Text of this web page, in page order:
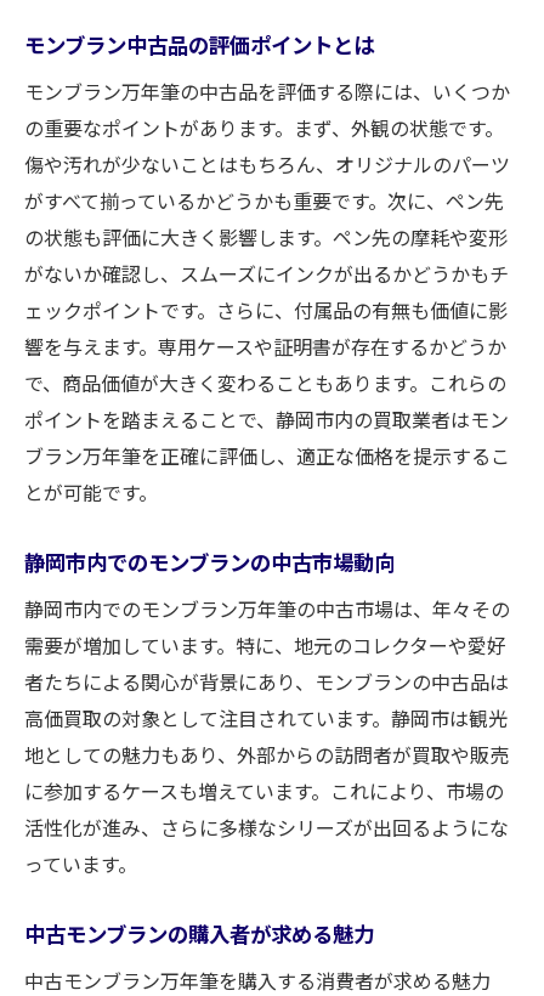
モンブラン中古品の評価ポイントとは
モンブラン万年筆の中古品を評価する際には、いくつか
の重要なポイントがあります。まず、外観の状態です。
傷や汚れが少ないことはもちろん、オリジナルのパーツ
がすべて揃っているかどうかも重要です。次に、ペン先
の状態も評価に大きく影響します。ペン先の摩耗や変形
がないか確認し、スムーズにインクが出るかどうかもチ
ェックポイントです。さらに、付属品の有無も価値に影
響を与えます。専用ケースや証明書が存在するかどうか
で、商品価値が大きく変わることもあります。これらの
ポイントを踏まえることで、静岡市内の買取業者はモン
ブラン万年筆を正確に評価し、適正な価格を提示するこ
とが可能です。
静岡市内でのモンブランの中古市場動向
静岡市内でのモンブラン万年筆の中古市場は、年々その
需要が増加しています。特に、地元のコレクターや愛好
者たちによる関心が背景にあり、モンブランの中古品は
高価買取の対象として注目されています。静岡市は観光
地としての魅力もあり、外部からの訪問者が買取や販売
に参加するケースも増えています。これにより、市場の
活性化が進み、さらに多様なシリーズが出回るようにな
っています。
中古モンブランの購入者が求める魅力
中古モンブラン万年筆を購入する消費者が求める魅力